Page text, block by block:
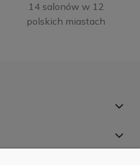
14 salonów w 12
polskich miastach